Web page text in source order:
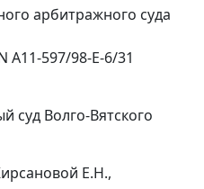
арбитражного суда
А11-597/98-Е-6/31
суд Волго-Вятского
Е.Н.,